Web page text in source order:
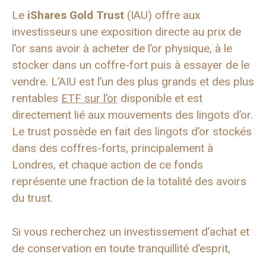
Le iShares Gold Trust (IAU) offre aux
investisseurs une exposition directe au prix de
l’or sans avoir à acheter de l’or physique, à le
stocker dans un coffre-fort puis à essayer de le
vendre. L’AIU est l’un des plus grands et des plus
rentables ETF sur l’or disponible et est
directement lié aux mouvements des lingots d’or.
Le trust possède en fait des lingots d’or stockés
dans des coffres-forts, principalement à
Londres, et chaque action de ce fonds
représente une fraction de la totalité des avoirs
du trust.
Si vous recherchez un investissement d’achat et
de conservation en toute tranquillité d’esprit,